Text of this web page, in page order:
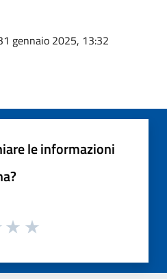
gennaio 2025, 13:32
le informazioni